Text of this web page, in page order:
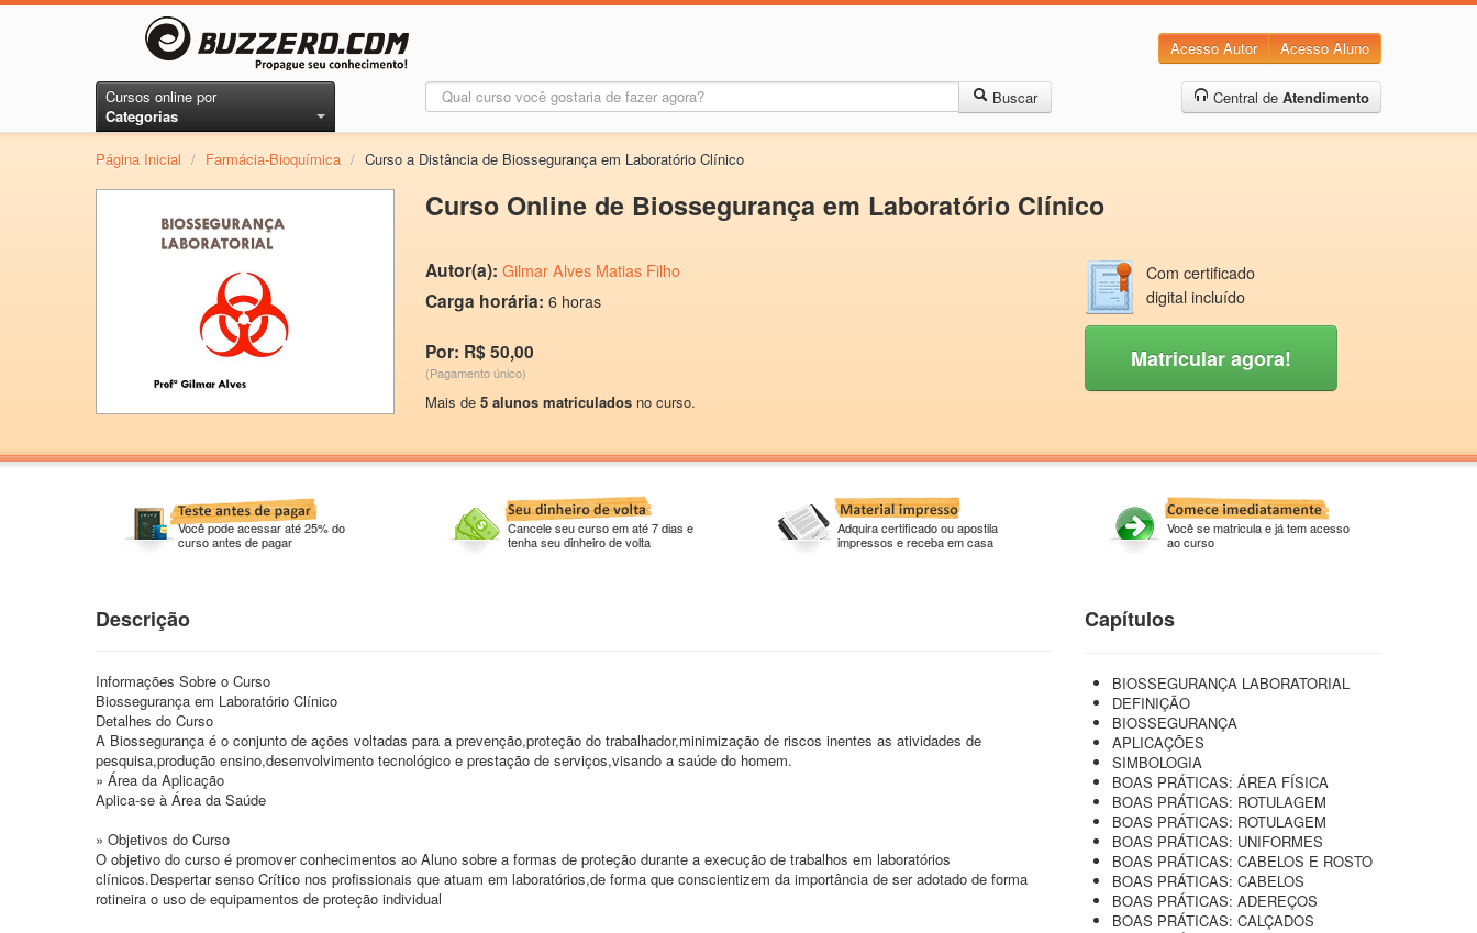
Acesso Autor Acesso Aluno
Cursos online por
Categorias
Buscar Central de Atendimento
Página Inicial / Farmácia-Bioquímica / Curso a Distância de Biossegurança em Laboratório Clínico
Curso Online de Biossegurança em Laboratório Clínico
Autor(a): Gilmar Alves Matias Filho
Carga horária: 6 horas
Por: R$ 50,00
(Pagamento único)
Mais de 5 alunos matriculados no curso.
Com certificado
digital incluído
Matricular agora!
Você pode acessar até 25% do
curso antes de pagar
Cancele seu curso em até 7 dias e
tenha seu dinheiro de volta
Adquira certificado ou apostila
impressos e receba em casa
Você se matricula e já tem acesso
ao curso
Descrição
Informações Sobre o Curso
Biossegurança em Laboratório Clínico
Detalhes do Curso
A Biossegurança é o conjunto de ações voltadas para a prevenção,proteção do trabalhador,minimização de riscos inentes as atividades de
pesquisa,produção ensino,desenvolvimento tecnológico e prestação de serviços,visando a saúde do homem.
» Área da Aplicação
Aplica-se à Área da Saúde
» Objetivos do Curso
O objetivo do curso é promover conhecimentos ao Aluno sobre a formas de proteção durante a execução de trabalhos em laboratórios
clínicos.Despertar senso Crítico nos profissionais que atuam em laboratórios,de forma que conscientizem da importância de ser adotado de forma
rotineira o uso de equipamentos de proteção individual
Capítulos
BIOSSEGURANÇA LABORATORIAL
DEFINIÇÃO
BIOSSEGURANÇA
APLICAÇÕES
SIMBOLOGIA
BOAS PRÁTICAS: ÁREA FÍSICA
BOAS PRÁTICAS: ROTULAGEM
BOAS PRÁTICAS: ROTULAGEM
BOAS PRÁTICAS: UNIFORMES
BOAS PRÁTICAS: CABELOS E ROSTO
BOAS PRÁTICAS: CABELOS
BOAS PRÁTICAS: ADEREÇOS
BOAS PRÁTICAS: CALÇADOS